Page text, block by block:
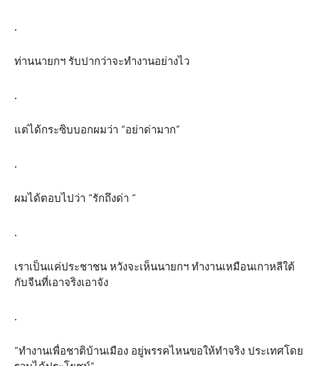
.
ท่านนายกฯ รับปากว่าจะทำงานอย่างไว
.
แต่ได้กระซิบบอกผมว่า “อย่าด่ามาก”
.
ผมได้ตอบไปว่า “รักถึงด่า “
.
เราเป็นแค่ประชาชน หวังจะเห็นนายกฯ ทำงานเหมือนเกาหลีใต้
กับจีนที่เอาจริงเอาจัง
.
“ทำงานเพื่อชาติบ้านเมือง อยู่พรรคไหนขอให้ทำจริง ประเทศโดย